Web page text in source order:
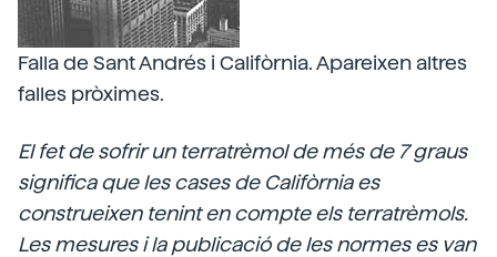
Falla de Sant Andrés i Califòrnia. Apareixen altres
falles pròximes.
El fet de sofrir un terratrèmol de més de 7 graus
significa que les cases de Califòrnia es
construeixen tenint en compte els terratrèmols.
Les mesures i la publicació de les normes es van